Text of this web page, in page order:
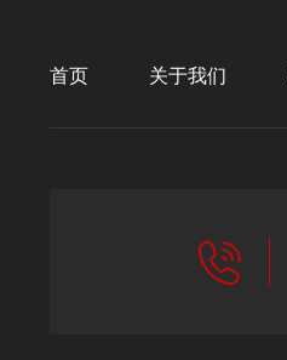
首页 关于我们